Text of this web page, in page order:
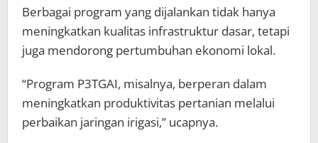
Berbagai program yang dijalankan tidak hanya
meningkatkan kualitas infrastruktur dasar, tetapi
juga mendorong pertumbuhan ekonomi lokal.
“Program P3TGAI, misalnya, berperan dalam
meningkatkan produktivitas pertanian melalui
perbaikan jaringan irigasi,” ucapnya.